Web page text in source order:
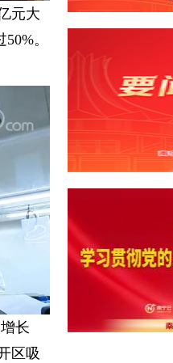
元大
。
长
区吸